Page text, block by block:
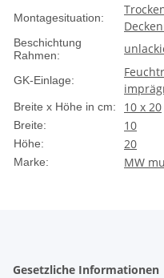
Montagesituation:
Beschichtung
Rahmen:
GK-Einlage:
Breite x Höhe in cm: 10 x 20
Breite: 10
Höhe: 20
Marke: MW
Gesetzliche Informationen